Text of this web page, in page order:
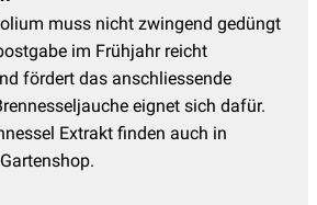
muss nicht zwingend gedüngt
im Frühjahr reicht
fördert das anschliessende
eignet sich dafür.
Extrakt finden auch in